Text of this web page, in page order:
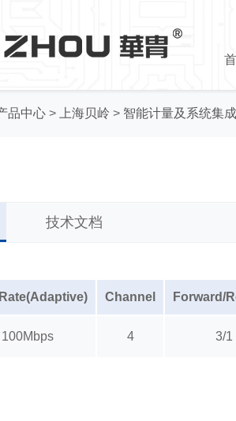
品中心 > 上海贝岭 > 智能计量及系统集
技术文档
Channel Forward/
100Mbps 4 3/1